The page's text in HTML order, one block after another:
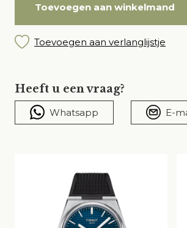
Toevoegen aan winkelmand
Toevoegen aan verlanglijstje
Heeft u een vraag?
Whatsapp E-